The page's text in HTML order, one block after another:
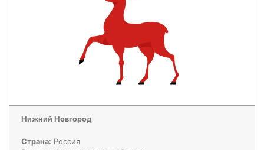
Нижний Новгород
Страна: Россия